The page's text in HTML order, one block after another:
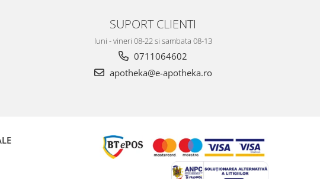
SUPORT CLIENTI
luni - vineri 08-22 si sambata 08-13
0711064602
apotheka@e-apotheka.ro